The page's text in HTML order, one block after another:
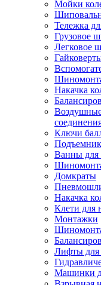
Мойки
Тележка
Грузовое
Легковое
Накачка
Ключи
Ванны для
Домкраты
Накачка
Клети для
Монтажки
Лифты для
Машинки